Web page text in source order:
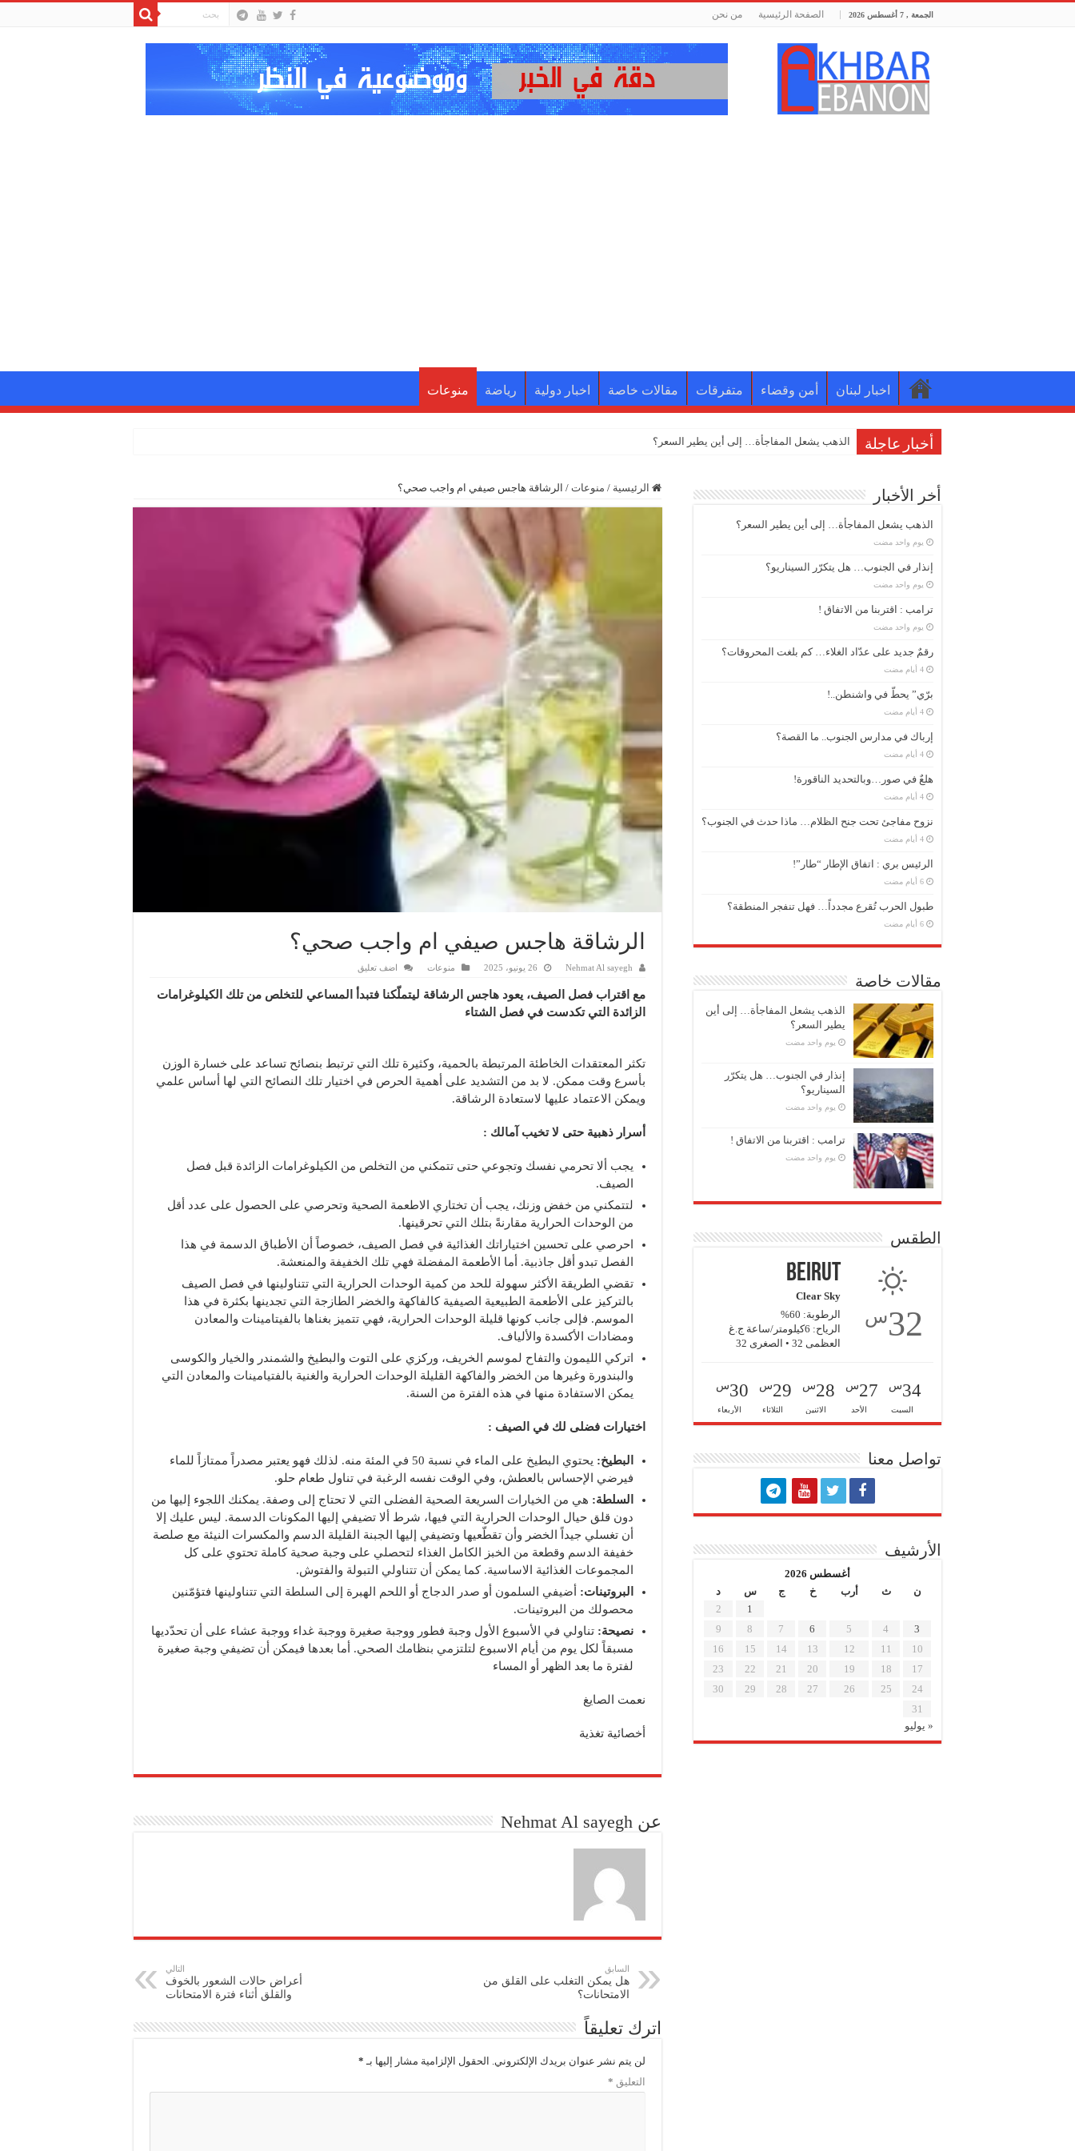
الجمعة , 7 أغسطس 2026 الصفحة الرئيسية من نحن
اخبار لبنان أمن وقضاء متفرقات مقالات خاصة اخبار دولية رياضة منوعات
أخبار عاجلة إنذار في الج
الرئيسية / منوعات / الرشاقة هاجس صيفي ام واجب صحي؟
الرشاقة هاجس صيفي ام واجب صحي؟
Nehmat Al sayegh 26 يونيو، 2025 منوعات اضف تعليق
مع اقتراب فصل الصيف، يعود هاجس الرشاقة ليتملّكنا فتبدأ المساعي للتخلص من تلك الكيلوغرامات
الزائدة التي تكدست في فصل الشتاء
تكثر المعتقدات الخاطئة المرتبطة بالحمية، وكثيرة تلك التي ترتبط بنصائح تساعد على خسارة الوزن
بأسرع وقت ممكن. لا بد من التشديد على أهمية الحرص في اختيار تلك النصائح التي لها أساس علمي
ويمكن الاعتماد عليها لاستعادة الرشاقة.
أسرار ذهبية حتى لا تخيب آمالك :
يجب ألا تحرمي نفسك وتجوعي حتى تتمكني من التخلص من الكيلوغرامات الزائدة قبل فصل
الصيف.
لتتمكني من خفض وزنك، يجب أن تختاري الاطعمة الصحية وتحرصي على الحصول على عدد أقل
من الوحدات الحرارية مقارنةً بتلك التي تحرقينها.
احرصي على تحسين اختياراتك الغذائية في فصل الصيف، خصوصاً أن الأطباق الدسمة في هذا
الفصل تبدو أقل جاذبية. أما الأطعمة المفضلة فهي تلك الخفيفة والمنعشة.
تقضي الطريقة الأكثر سهولة للحد من كمية الوحدات الحرارية التي تتناولينها في فصل الصيف
بالتركيز على الأطعمة الطبيعية الصيفية كالفاكهة والخضر الطازجة التي تجدينها بكثرة في هذا
الموسم. فإلى جانب كونها قليلة الوحدات الحرارية، فهي تتميز بغناها بالفيتامينات والمعادن
ومضادات الأكسدة والألياف.
اتركي الليمون والتفاح لموسم الخريف، وركزي على التوت والبطيخ والشمندر والخيار والكوسى
والبندورة وغيرها من الخضر والفاكهة القليلة الوحدات الحرارية والغنية بالفتيامينات والمعادن التي
يمكن الاستفادة منها في هذه الفترة من السنة.
اختيارات فضلى لك في الصيف :
البطيخ:
يحتوي البطيخ على الماء في نسبة 50 في المئة منه. لذلك فهو يعتبر مصدراً ممتازاً للماء
فيرضي الإحساس بالعطش، وفي الوقت نفسه الرغبة في تناول طعام حلو.
السلطة: هي من الخيارات السريعة الصحية الفضلى التي لا تحتاج إلى وصفة. يمكنك اللجوء إليها من
دون قلق حيال الوحدات الحرارية التي فيها، شرط ألا تضيفي إليها المكونات الدسمة. ليس عليك إلا
أن تغسلي جيداً الخضر وأن تقطّعيها وتضيفي إليها الجبنة القليلة الدسم والمكسرات النيئة مع صلصة
خفيفة الدسم وقطعة من الخبز الكامل الغذاء لتحصلي على وجبة صحية كاملة تحتوي على كل
المجموعات الغذائية الاساسية. كما يمكن أن تتناولي التبولة والفتوش.
البروتينات: أضيفي السلمون أو صدر الدجاج أو اللحم الهبرة إلى السلطة التي تتناولينها فتؤمّنين
محصولك من البروتينات.
نصيحة: تناولي في الأسبوع الأول وجبة فطور ووجبة صغيرة ووجبة غداء ووجبة عشاء على أن تحدّديها
مسبقاً لكل يوم من أيام الاسبوع لتلتزمي بنظامك الصحي. أما بعدها فيمكن أن تضيفي وجبة صغيرة
لفترة ما بعد الظهر أو المساء
نعمت الصايغ
أخصائية تغذية
عن Nehmat Al sayegh
السابق
هل يمكن التغلب على القلق من
الامتحانات؟
التالي
أعراض حالات الشعور بالخوف
والقلق أثناء فترة الامتحانات
اترك تعليقاً
لن يتم نشر عنوان بريدك الإلكتروني. الحقول الإلزامية مشار إليها بـ *
التعليق *
أخر الأخبار
الذهب يشعل المفاجأة… إلى أين يطير السعر؟
‏يوم واحد مضت
إنذار في الجنوب… هل يتكرّر السيناريو؟
‏يوم واحد مضت
ترامب : اقتربنا من الاتفاق !
‏يوم واحد مضت
رقمٌ جديد على عدّاد الغلاء… كم بلغت المحروقات؟
برّي” يحطّ في واشنطن..!
إرباك في مدارس الجنوب.. ما القصة؟
هلعٌ في صور…وبالتحديد الناقورة!
نزوح مفاجئ تحت جنح الظلام… ماذا حدث في الجنوب؟
الرئيس بري : اتفاق الإطار “طار”!
طبول الحرب تُقرع مجدداً… فهل تنفجر المنطقة؟
مقالات خاصة
الذهب يشعل المفاجأة… إلى أين
يطير السعر؟
‏يوم واحد مضت
إنذار في الجنوب… هل يتكرّر
السيناريو؟
‏يوم واحد مضت
ترامب : اقتربنا من الاتفاق !
‏يوم واحد مضت
الطقس
32س
Beirut
Clear Sky
الرطوبة: 60%
الرياح: 6كيلومتر/ساعة ج.غ
العظمى 32 • الصغرى 32
34س
السبت
27س
الأحد
28س
الاثنين
29س
الثلاثاء
30س
الأربعاء
تواصل معنا
الأرشيف
أغسطس 2026
ن
ث أرب خ ج س
د
1
2
3
4
5
6
7
8
9
10
11
12
13
14
15
16
17
18
19
20
21
22
23
24
25
26
27
28
29
30
31
« يوليو